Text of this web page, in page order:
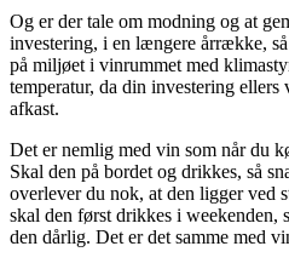
Og er der tale om modning og at
investering, i en længere årrække,
på miljøet i vinrummet med
temperatur, da din investering
afkast.
Det er nemlig med vin som når du
Skal den på bordet og drikkes, så
overlever du nok, at den ligger ved
skal den først drikkes i weekenden,
den dårlig. Det er det samme med